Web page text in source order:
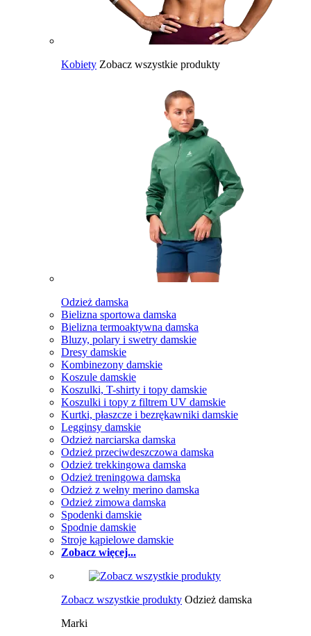
Kobiety Zobacz wszystkie produkty
Odzież damska
Bielizna sportowa damska
Bielizna termoaktywna damska
Bluzy, polary i swetry damskie
Dresy damskie
Kombinezony damskie
Koszule damskie
Koszulki, T-shirty i topy damskie
Koszulki i topy z filtrem UV damskie
Kurtki, płaszcze i bezrękawniki damskie
Legginsy damskie
Odzież narciarska damska
Odzież przeciwdeszczowa damska
Odzież trekkingowa damska
Odzież treningowa damska
Odzież z wełny merino damska
Odzież zimowa damska
Spodenki damskie
Spodnie damskie
Stroje kąpielowe damskie
Zobacz więcej...
Zobacz wszystkie produkty Odzież damska
Marki